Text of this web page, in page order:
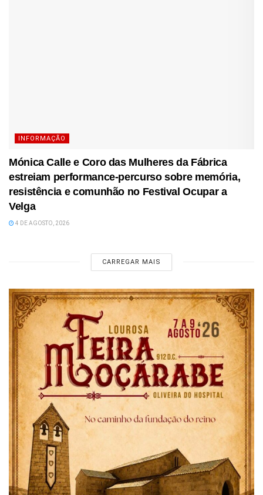
INFORMAÇÃO
Mónica Calle e Coro das Mulheres da Fábrica
estreiam performance-percurso sobre memória,
resistência e comunhão no Festival Ocupar a
Velga
4 DE AGOSTO, 2026
CARREGAR MAIS